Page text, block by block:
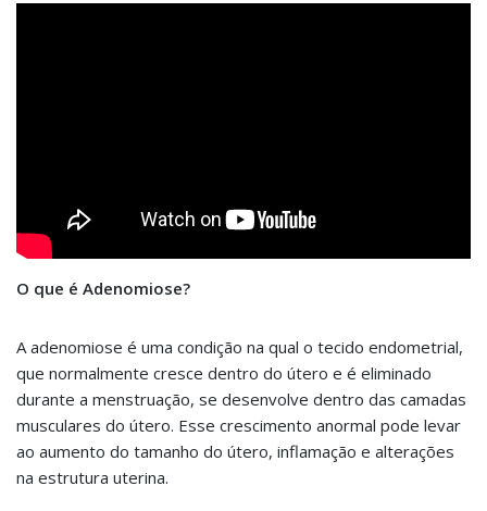
O que é Adenomiose?
A adenomiose é uma condição na qual o tecido endometrial,
que normalmente cresce dentro do útero e é eliminado
durante a menstruação, se desenvolve dentro das camadas
musculares do útero. Esse crescimento anormal pode levar
ao aumento do tamanho do útero, inflamação e alterações
na estrutura uterina.